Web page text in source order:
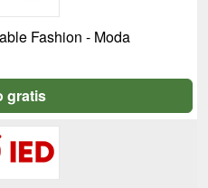
Fashion - Moda
gratis